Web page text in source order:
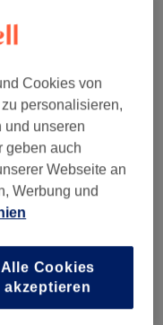
Cookies von
personalisieren,
und unseren
geben auch
Webseite an
Werbung und
Alle Cookies
akzeptieren